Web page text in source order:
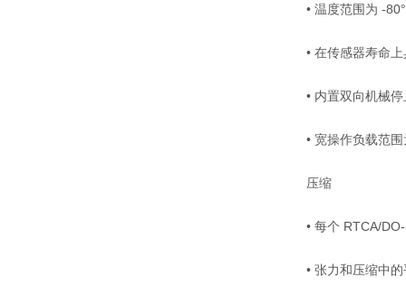
• 温度范围为 -
• 在传感器寿命
• 内置双向机械停
• 宽操作负载范
压缩
• 每个 RTCA/
• 张力和压缩中